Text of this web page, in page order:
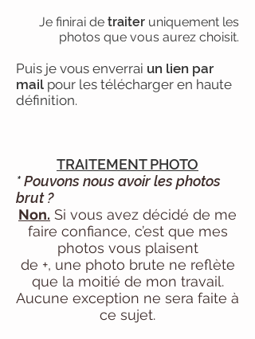
Je finirai de traiter uniquement les
photos que vous aurez choisit.
Puis je vous enverrai un lien par
mail pour les télécharger en haute
définition.
TRAITEMENTPHOTO
*Pouvons nous avoir les photos
brut ?
Non. Si vous avez décidé de me
faire confiance, c’est que mes
photos vous plaisent
de +, une photo brute ne reflète
que la moitié de mon travail.
Aucune exception ne sera faite à
ce sujet.